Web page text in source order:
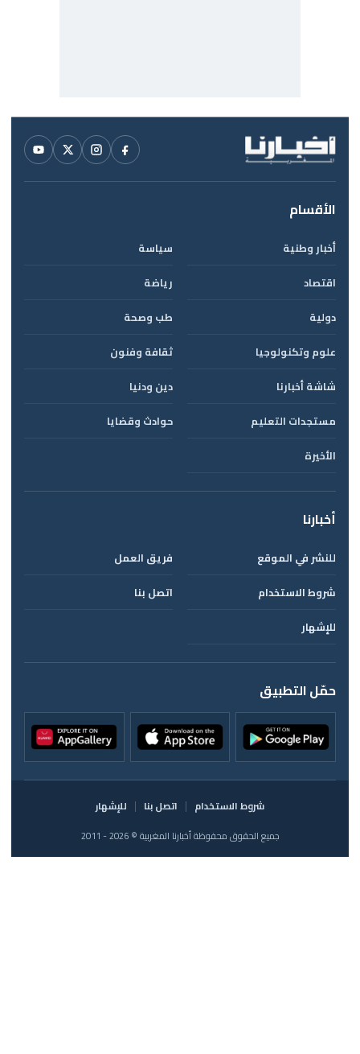
الأقسام
أخبار وطنية
سياسة
اقتصاد
رياضة
دولية
طب وصحة
علوم وتكنولوجيا
ثقافة وفنون
شاشة أخبارنا
دين ودنيا
مستجدات التعليم
حوادث وقضايا
الأخيرة
أخبارنا
للنشر في الموقع
فريق العمل
شروط الاستخدام
اتصل بنا
للإشهار
حمّل التطبيق
شروط الاستخدام اتصل بنا
للإشهار
جميع الحقوق محفوظة أخبارنا المغربية © 2026 - 2011